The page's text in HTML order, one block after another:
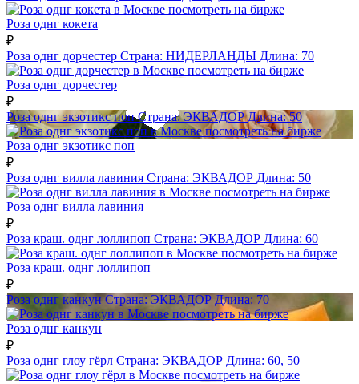
посмотреть на бирже
Роза однг кокета
₽
Роза однг дорчестер Страна: НИДЕРЛАНДЫ Длина: 70
посмотреть на бирже
Роза однг дорчестер
₽
Роза однг экзотикс попСтрана:ЭКВАДОР Длина:50
посмотреть на бирже
Роза однг экзотикс поп
₽
Роза однг вилла лавиния Страна: ЭКВАДОР Длина: 50
посмотреть на бирже
Роза однг вилла лавиния
₽
Роза краш. однг лоллипоп Страна: ЭКВАДОР Длина: 60
посмотреть на бирже
Роза краш. однг лоллипоп
₽
Роза однг канкунСтрана: ЭКВАДОР Длина: 70
посмотреть на бирже
Роза однг канкун
₽
Роза однг глоу гёрл Страна: ЭКВАДОР Длина: 60, 50
посмотреть на бирже